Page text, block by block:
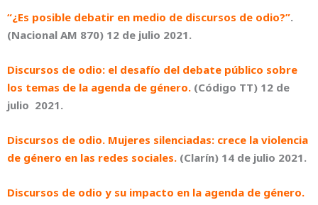
“¿Es posible debatir en medio de discursos de odio?”.
(Nacional AM 870) 12 de julio 2021.
Discursos de odio: el desafío del debate público sobre
los temas de la agenda de género. (Código TT) 12 de
julio 2021.
Discursos de odio. Mujeres silenciadas: crece la violencia
de género en las redes sociales. (Clarín) 14 de julio 2021.
Discursos de odio y su impacto en la agenda de género.